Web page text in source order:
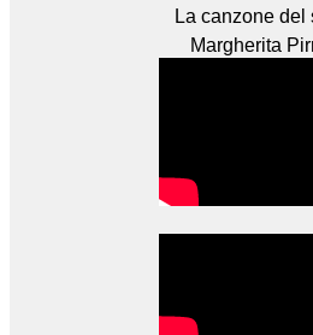
La canzone del
Margherita